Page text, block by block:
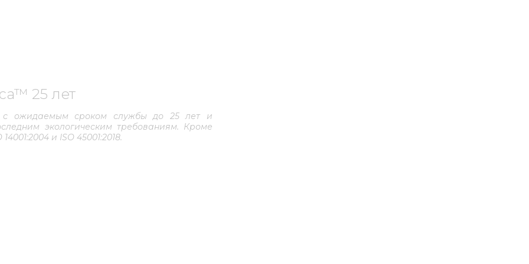
могут
могут
высокой
25 лет
с ожидаемым сроком службы до 25 лет и
экологическим требованиям. Кроме
и ISO 45001:2018.
которые обеспечивают его высокую
различными химическими веществами, такими
в промышленных средах агрессивные
объектов, где находятся агрессивные